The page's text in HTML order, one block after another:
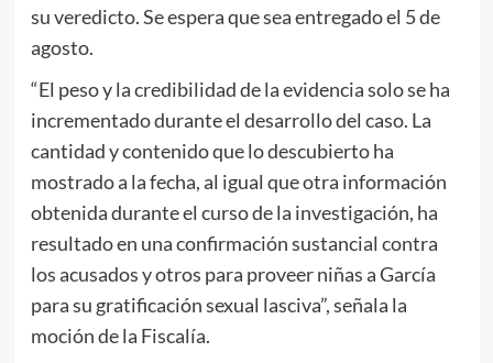
su veredicto. Se espera que sea entregado el 5 de
agosto.
“El peso y la credibilidad de la evidencia solo se ha
incrementado durante el desarrollo del caso. La
cantidad y contenido que lo descubierto ha
mostrado a la fecha, al igual que otra información
obtenida durante el curso de la investigación, ha
resultado en una confirmación sustancial contra
los acusados y otros para proveer niñas a García
para su gratificación sexual lasciva”, señala la
moción de la Fiscalía.